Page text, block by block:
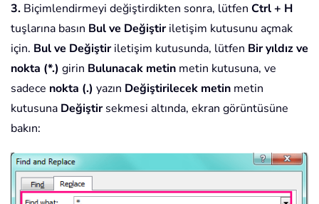
3. Biçimlendirmeyi değiştirdikten sonra, lütfen Ctrl + H
tuşlarına basın Bul ve Değiştiriletişim kutusunu açmak
için. Bul ve Değiştiriletişim kutusunda, lütfen Bir yıldız ve
nokta (*.) girin Bulunacak metin metin kutusuna, ve
sadece nokta (.) yazın Değiştirilecek metin metin
kutusuna Değiştirsekmesi altında, ekran görüntüsüne
bakın: